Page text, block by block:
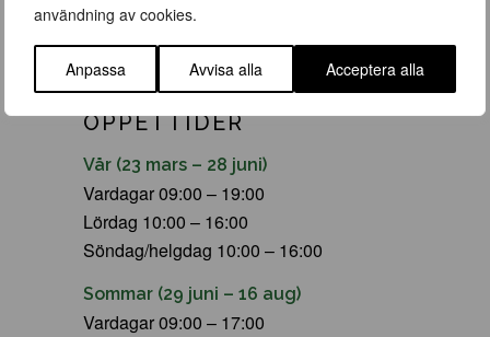
användning av cookies.
Anpassa Avvisa alla Acceptera alla
ÖPPETTIDER
Vår (23 mars – 28 juni)
Vardagar 09:00 – 19:00
Lördag 10:00 – 16:00
Söndag/helgdag 10:00 – 16:00
Sommar (29 juni – 16 aug)
Vardagar 09:00 – 17:00